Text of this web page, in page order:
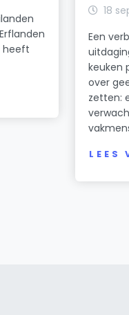
heeft
18
Een
keuken
over
zetten:
LEES